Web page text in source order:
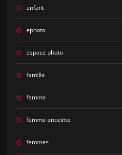
enfant
ephoto
espace photo
famille
femme
femme enceinte
femmes